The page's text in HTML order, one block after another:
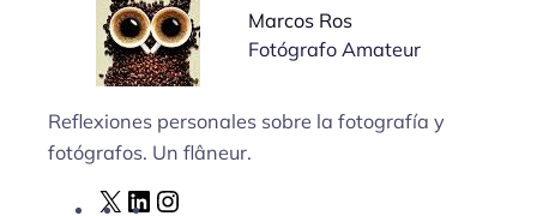
Marcos Ros
Fotógrafo Amateur
Reflexiones personales sobre la fotografía y
fotógrafos. Un flâneur.
X
L